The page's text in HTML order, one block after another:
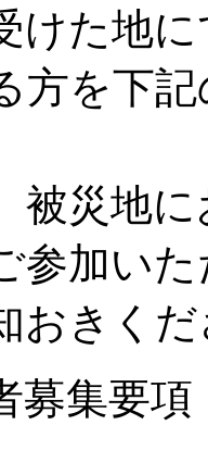
けた地
方を下
被災地
参加い
おきくだ
募集要項